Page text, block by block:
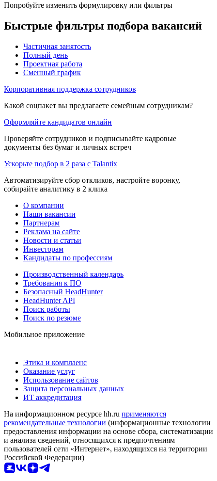
Попробуйте изменить формулировку или фильтры
Быстрые фильтры подбора вакансий
Частичная занятость
Полный день
Проектная работа
Сменный график
Корпоративная поддержка сотрудников
Какой соцпакет вы предлагаете семейным сотрудникам?
Оформляйте кандидатов онлайн
Проверяйте сотрудников и подписывайте кадровые
документы без бумаг и личных встреч
Ускорьте подбор в 2 раза с Talantix
Автоматизируйте сбор откликов, настройте воронку,
собирайте аналитику в 2 клика
О компании
Наши вакансии
Партнерам
Реклама на сайте
Новости и статьи
Инвесторам
Кандидаты по профессиям
Производственный календарь
Требования к ПО
Безопасный HeadHunter
HeadHunter API
Поиск работы
Поиск по резюме
Мобильное приложение
Этика и комплаенс
Оказание услуг
Использование сайтов
Защита персональных данных
ИТ аккредитация
На информационном ресурсе hh.ru применяются
рекомендательные технологии (информационные технологии
предоставления информации на основе сбора, систематизации
и анализа сведений, относящихся к предпочтениям
пользователей сети «Интернет», находящихся на территории
Российской Федерации)